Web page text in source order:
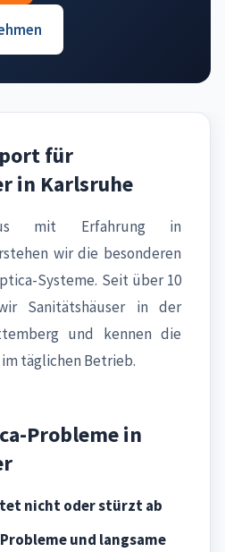
für
in Karlsruhe
mit Erfahrung in
wir die besonderen
Systeme. Seit über 10
Sanitätshäuser in der
und kennen die
täglichen Betrieb.
Probleme in
nicht oder stürzt ab
und langsame